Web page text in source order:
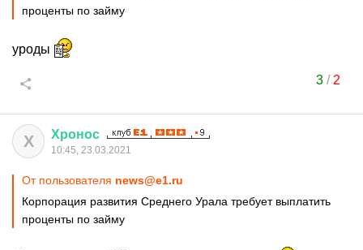
проценты по займу
уроды
3/ 2
Х Хронос
10:45, 23.03.2021
От пользователя news@e1.ru
Корпорация развития Среднего Урала требует выплатить
проценты по займу